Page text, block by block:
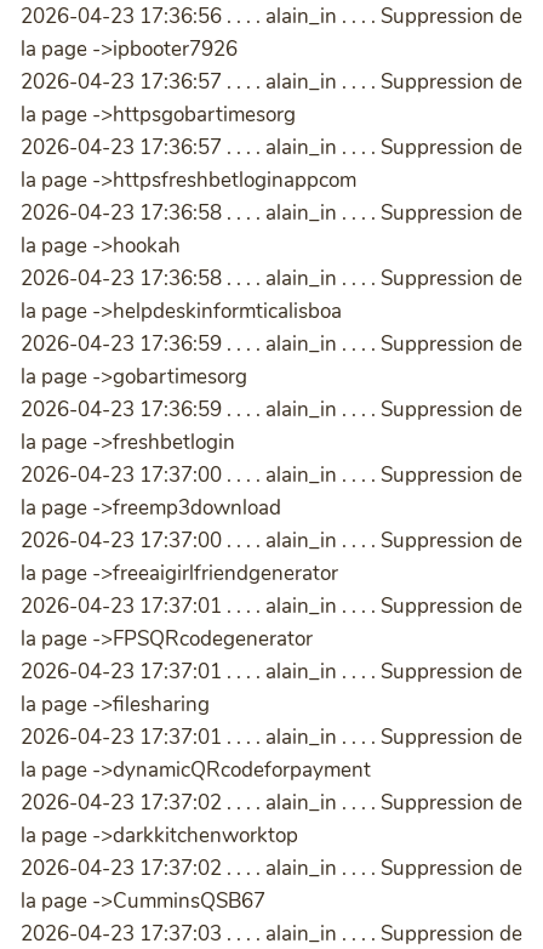
2026-04-23 17:36:56 . . . . alain_in . . . . Suppression de
la page ->ipbooter7926
2026-04-23 17:36:57 . . . . alain_in . . . . Suppression de
la page ->httpsgobartimesorg
2026-04-23 17:36:57 . . . . alain_in . . . . Suppression de
la page ->httpsfreshbetloginappcom
2026-04-23 17:36:58 . . . . alain_in . . . . Suppression de
la page ->hookah
2026-04-23 17:36:58 . . . . alain_in . . . . Suppression de
la page ->helpdeskinformticalisboa
2026-04-23 17:36:59 . . . . alain_in . . . . Suppression de
la page ->gobartimesorg
2026-04-23 17:36:59 . . . . alain_in . . . . Suppression de
la page ->freshbetlogin
2026-04-23 17:37:00 . . . . alain_in . . . . Suppression de
la page ->freemp3download
2026-04-23 17:37:00 . . . . alain_in . . . . Suppression de
la page ->freeaigirlfriendgenerator
2026-04-23 17:37:01 . . . . alain_in . . . . Suppression de
la page ->FPSQRcodegenerator
2026-04-23 17:37:01 . . . . alain_in . . . . Suppression de
la page ->filesharing
2026-04-23 17:37:01 . . . . alain_in . . . . Suppression de
la page ->dynamicQRcodeforpayment
2026-04-23 17:37:02 . . . . alain_in . . . . Suppression de
la page ->darkkitchenworktop
2026-04-23 17:37:02 . . . . alain_in . . . . Suppression de
la page ->CumminsQSB67
2026-04-23 17:37:03 . . . . alain_in . . . . Suppression de